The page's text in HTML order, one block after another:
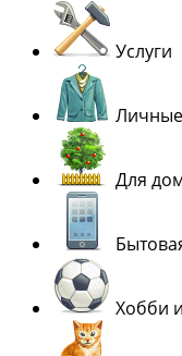
Услуги
Для
Хобби